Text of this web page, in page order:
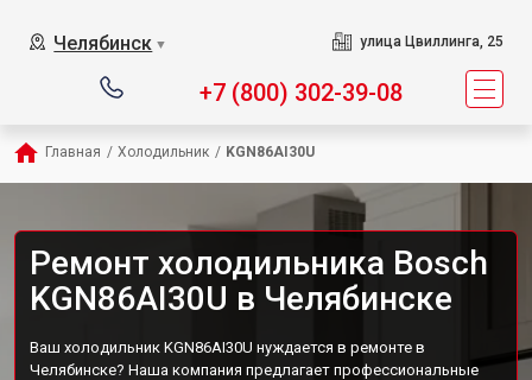
Челябинск ▼ улица Цвиллинга, 25
+7 (800) 302-39-08
Главная / Холодильник / KGN86AI30U
Ремонт холодильника Bosch
KGN86AI30U в Челябинске
Ваш холодильник KGN86AI30U нуждается в ремонте в
Челябинске? Наша компания предлагает профессиональные